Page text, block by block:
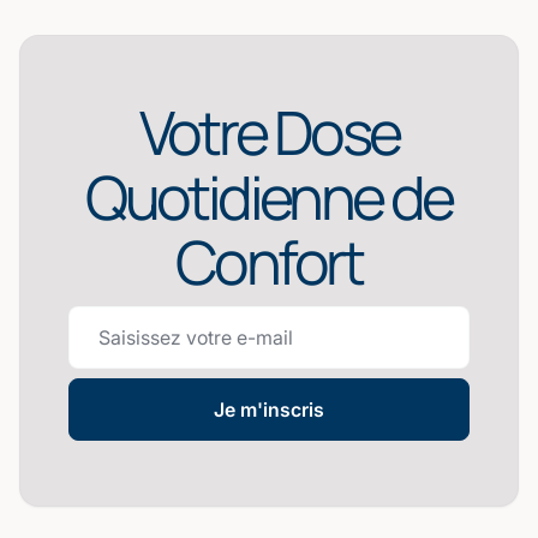
Votre Dose
Quotidienne de
Confort
Je m'inscris